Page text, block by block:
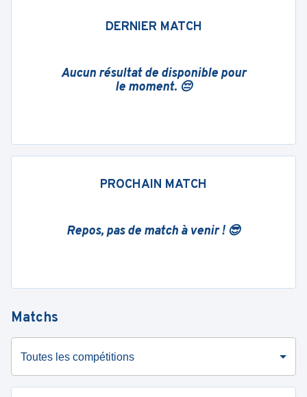
DERNIER MATCH
Aucun résultat de disponible pour
le moment. 😔
PROCHAIN MATCH
Repos, pas de match à venir ! 😎
Matchs
Toutes les compétitions